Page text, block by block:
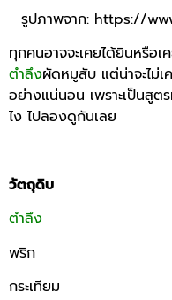
รูปภาพจาก: https://
ทุกคนอาจจะเคยได้ยินหรือเ
ตำลึงผัดหมูสับ แต่น่าจะไม่เ
อย่างแน่นอน เพราะเป็นสูต
ไง ไปลองดูกันเลย
วัตถุดิบ
ตำลึง
พริก
กระเทียม